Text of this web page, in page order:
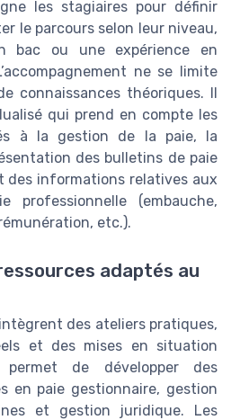
les stagiaires pour définir
le parcours selon leur niveau,
bac ou une expérience en
ne se limite
connaissances théoriques. Il
qui prend en compte les
à la gestion de la paie, la
des bulletins de paie
des informations relatives aux
professionnelle (embauche,
etc.).
adaptés au
des ateliers pratiques,
et des mises en situation
permet de développer des
en paie gestionnaire, gestion
et gestion juridique. Les